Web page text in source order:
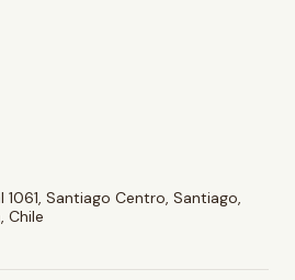
Santiago Centro, Santiago,
Chile